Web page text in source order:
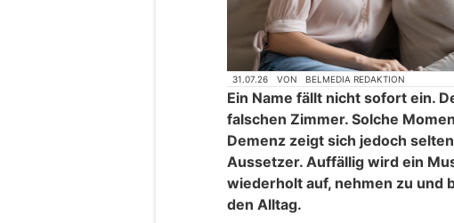
31.07.26 VON BELMEDIA REDAKTION
Ein Name fällt nicht sofort ein.
falschen Zimmer. Solche
Demenz zeigt sich jedoch
Aussetzer. Auffällig wird ein
wiederholt auf, nehmen zu und
den Alltag.